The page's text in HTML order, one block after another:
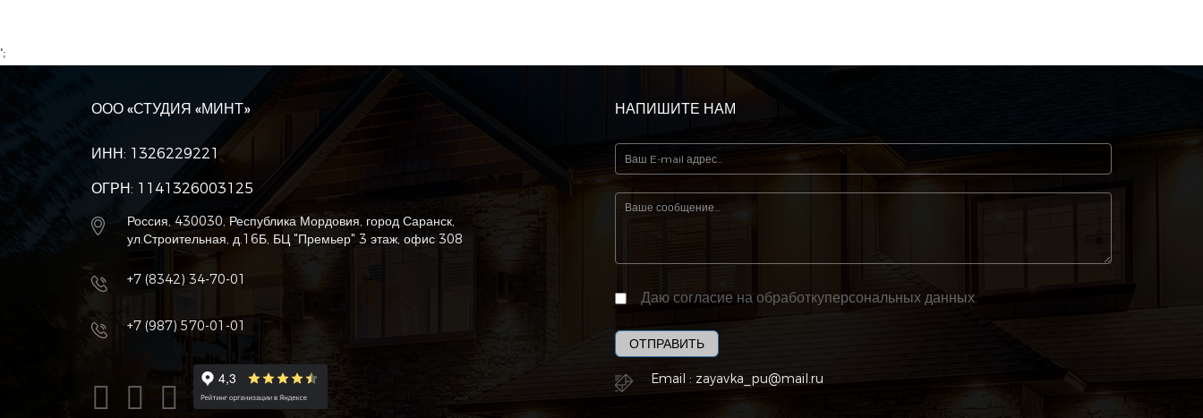
';
ООО «СТУДИЯ «МИНТ»
ИНН: 1326229221
ОГРН: 1141326003125
Россия, 430030, Республика Мордовия, город Саранск,
ул.Строительная, д.16Б, БЦ "Премьер" 3 этаж, офис 308
+7 (8342) 34-70-01
+7 (987) 570-01-01
НАПИШИТЕ НАМ
Даю согласие на обработкуперсональных данных.
ОТПРАВИТЬ
Email : zayavka_pu@mail.ru